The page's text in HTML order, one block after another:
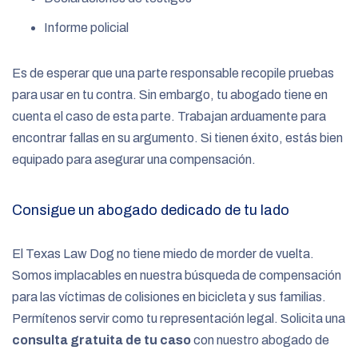
Informe policial
Es de esperar que una parte responsable recopile pruebas
para usar en tu contra. Sin embargo, tu abogado tiene en
cuenta el caso de esta parte. Trabajan arduamente para
encontrar fallas en su argumento. Si tienen éxito, estás bien
equipado para asegurar una compensación.
Consigue un abogado dedicado de tu lado
El Texas Law Dog no tiene miedo de morder de vuelta.
Somos implacables en nuestra búsqueda de compensación
para las víctimas de colisiones en bicicleta y sus familias.
Permítenos servir como tu representación legal. Solicita una
consulta gratuita de tu casocon nuestro abogado de